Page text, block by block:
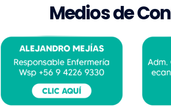
MediosdeCon